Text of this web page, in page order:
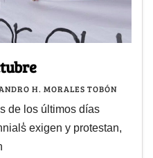
H. MORALES TOBÓN
de los últimos días
exigen y protestan,